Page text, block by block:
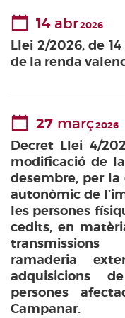
14 abr2026
Llei 2/2026, de
de la renda
27 març2026
Decret Llei 4/
modificació de
desembre, per
autonòmic de
les persones
cedits, en
ramaderia
adquisicions
persones
Campanar.